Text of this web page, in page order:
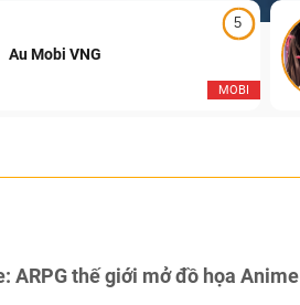
5
MOBI
Au Mobi VNG
ARPG thế giới mở đồ họa